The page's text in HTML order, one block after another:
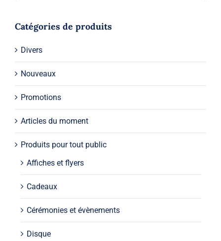
Catégories de produits
Divers
Nouveaux
Promotions
Articles du moment
Produits pour tout public
Affiches et flyers
Cadeaux
Cérémonies et évènements
Disque